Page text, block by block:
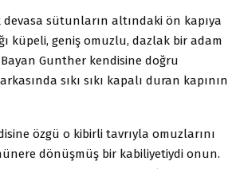
devasa sütunların altındaki ön kapıya
küpeli, geniş omuzlu, dazlak bir adam
Gunther kendisine doğru
sıkı sıkı kapalı duran kapının
özgü o kibirli tavrıyla omuzlarını
dönüşmüş bir kabiliyetiydi onun.